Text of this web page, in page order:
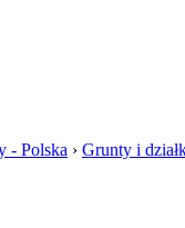
- Polska › Grunty i